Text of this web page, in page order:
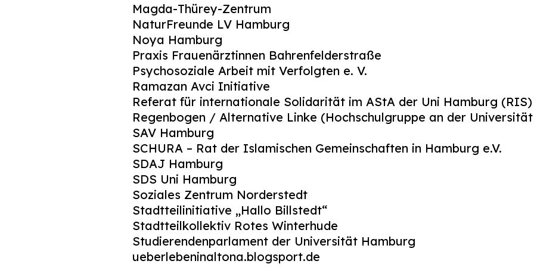
Magda-Thürey-Zentrum
NaturFreunde LV Hamburg
Noya Hamburg
Praxis Frauenärztinnen Bahrenfelderstraße
Psychosoziale Arbeit mit Verfolgten e. V.
Ramazan Avci Initiative
Referat für internationale Solidarität im AStA der Uni Hamburg (RIS)
Regenbogen / Alternative Linke (Hochschulgruppe an der
SAV Hamburg
SCHURA – Rat der Islamischen Gemeinschaften in Hamburg e.V.
SDAJ Hamburg
SDS Uni Hamburg
Soziales Zentrum Norderstedt
Stadtteilinitiative „Hallo Billstedt“
Stadtteilkollektiv Rotes Winterhude
Studierendenparlament der Universität Hamburg
ueberlebeninaltona.blogsport.de